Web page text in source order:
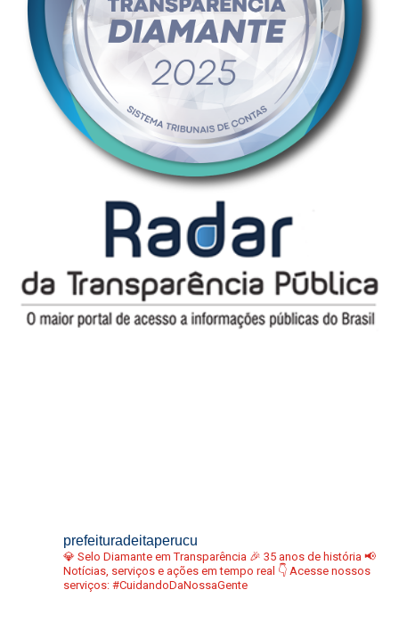
prefeituradeitaperucu
💎 Selo Diamante em Transparência 🎉 35 anos de história 📢
Notícias, serviços e ações em tempo real 👇 Acesse nossos
serviços: #CuidandoDaNossaGente